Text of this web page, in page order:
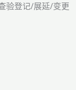
验登记/展延/变更